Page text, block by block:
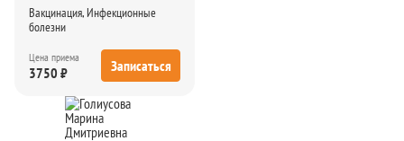
Вакцинация, Инфекционные
болезни
Цена приема
3750 ₽ Записаться